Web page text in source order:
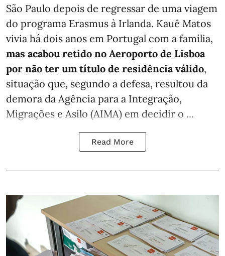
São Paulo depois de regressar de uma viagem
do programa Erasmus à Irlanda. Kauê Matos
vivia há dois anos em Portugal com a família,
mas acabou retido no Aeroporto de Lisboa
por não ter um título de residência válido,
situação que, segundo a defesa, resultou da
demora da Agência para a Integração,
Migrações e Asilo (AIMA) em decidir o ...
Read More